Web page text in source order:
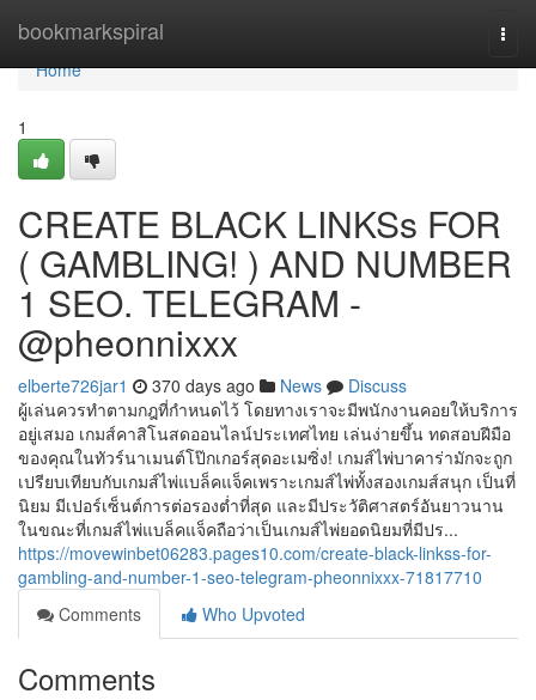
bookmarkspiral
Home
Home
1
CREATE BLACK LINKSs FOR
( GAMBLING! ) AND NUMBER
1 SEO. TELEGRAM -
@pheonnixxx
elberte726jar1 370 days ago News
Discuss
ผู้เล่นควรทำตามกฎที่กำหนดไว้ โดยทางเราจะมีพนักงานคอยให้บริการ
อยู่เสมอ เกมส์คาสิโนสดออนไลน์ประเทศไทย เล่นง่ายขึ้น ทดสอบ​ฝีมือ​
ของ​คุณ​ใน​ทัวร์นา​เมน​ต์โป๊กเกอร์​สุด​อะเมซิ่ง! เกมส์ไพ่บาคาร่ามักจะถูก
เปรียบเทียบกับเกมส์ไพ่แบล็คแจ็คเพราะเกมส์ไพ่ทั้งสองเกมส์สนุก เป็นที่
นิยม มีเปอร์เซ็นต์การต่อรองต่ำที่สุด และมีประวัติศาสตร์อันยาวนาน
ในขณะที่เกมส์ไพ่แบล็คแจ็คถือว่าเป็นเกมส์ไพ่ยอดนิยมที่มีปร...
https://movewinbet06283.pages10.com/create-black-linkss-for-
gambling-and-number-1-seo-telegram-pheonnixxx-71817710
Comments
Who Upvoted
Comments